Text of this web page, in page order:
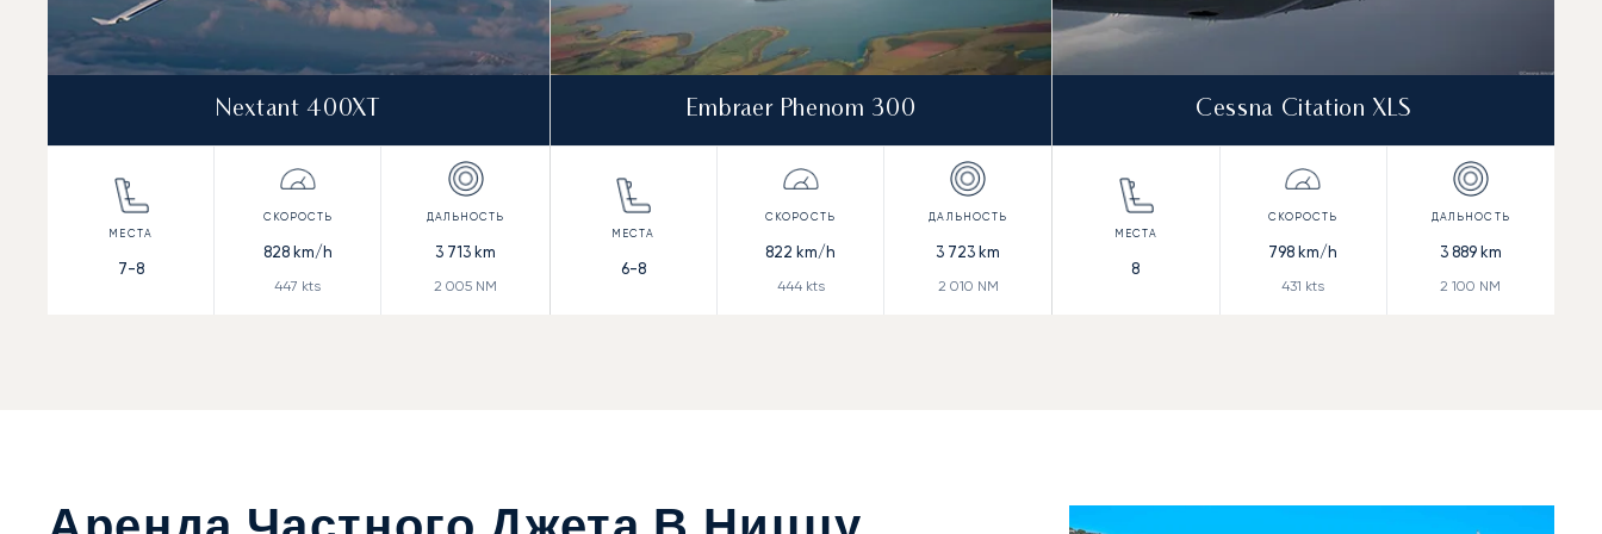
Nextant 400XT
7-8
828km/h
447 kts
3 713 km
2 005 NM
Embraer Phenom 300
6-8
822 km/h
444kts
3 723 km
2 010 NM
Cessna Citation XLS
8
798 km/h
431 kts
3 889km
2 100 NM